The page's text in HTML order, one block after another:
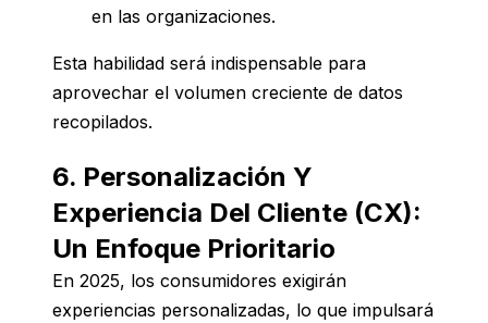
en las organizaciones.
Esta habilidad será indispensable para
aprovechar el volumen creciente de datos
recopilados.
6. Personalización Y
Experiencia Del Cliente (CX):
Un Enfoque Prioritario
En 2025, los consumidores exigirán
experiencias personalizadas, lo que impulsará